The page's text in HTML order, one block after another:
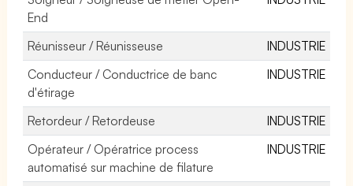
End
Réunisseur / Réunisseuse
INDUSTRIE
Conducteur / Conductrice de banc
d'étirage
INDUSTRIE
Retordeur / Retordeuse
INDUSTRIE
Opérateur / Opératrice process
automatisé sur machine de filature
INDUSTRIE